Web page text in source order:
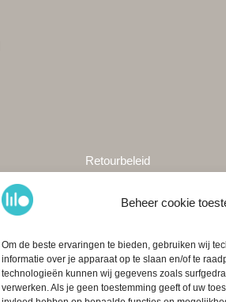
Beheer cookie
Om de beste ervaringen te bieden, gebruiken wij
informatie over je apparaat op te slaan en/of te
technologieën kunnen wij gegevens zoals
verwerken. Als je geen toestemming geeft of uw
Retourbeleid